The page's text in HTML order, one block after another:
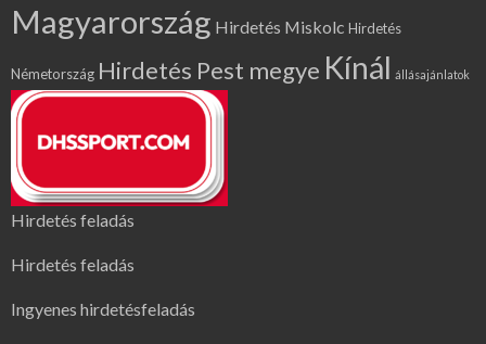
Magyarország Hirdetés Miskolc Hirdetés
Németország Hirdetés Pest megye Kínál állásajánlatok
Hirdetés feladás
Hirdetés feladás
Ingyenes hirdetésfeladás